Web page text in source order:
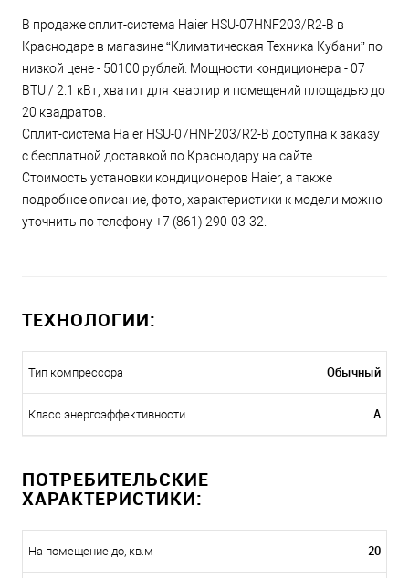
В продаже сплит-система Haier HSU-07HNF203/R2-B в
Краснодаре в магазине “Климатическая Техника Кубани” по
низкой цене - 50100 рублей. Мощности кондиционера - 07
BTU / 2.1 кВт, хватит для квартир и помещений площадью до
20 квадратов.
Сплит-система Haier HSU-07HNF203/R2-B доступна к заказу
с бесплатной доставкой по Краснодару на сайте.
Стоимость установки кондиционеров Haier, а также
подробное описание, фото, характеристики к модели можно
уточнить по телефону +7 (861) 290-03-32.
ТЕХНОЛОГИИ:
Тип компрессора Обычный
Класс энергоэффективности A
ПОТРЕБИТЕЛЬСКИЕ
ХАРАКТЕРИСТИКИ:
На помещение до, кв.м 20